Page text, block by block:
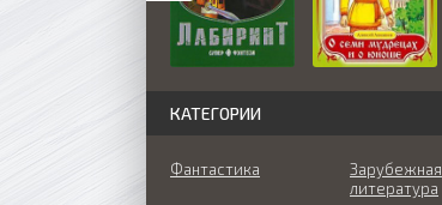
КАТЕГОРИИ
Фантастика
Зарубежная
литература